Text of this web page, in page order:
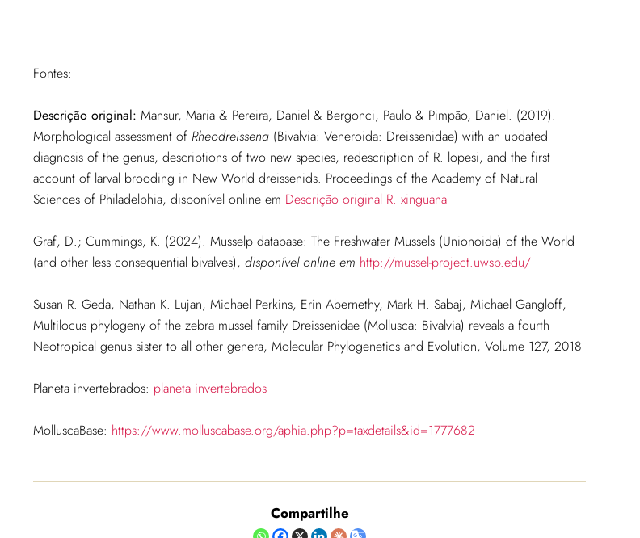
Fontes:
Descrição original: Mansur, Maria & Pereira, Daniel & Bergonci, Paulo & Pimpão, Daniel. (2019).
Morphological assessment of Rheodreissena(Bivalvia: Veneroida: Dreissenidae) with an updated
diagnosis of the genus, descriptions of two new species, redescription of R. lopesi, and the first
account of larval brooding in New World dreissenids. Proceedings of the Academy of Natural
Sciences of Philadelphia, disponível online em Descrição original R. xinguana
Graf, D.; Cummings, K. (2024). Musselp database: The Freshwater Mussels (Unionoida) of the World
(and other less consequential bivalves), disponível online em http://mussel-project.uwsp.edu/
Susan R. Geda, Nathan K. Lujan, Michael Perkins, Erin Abernethy, Mark H. Sabaj, Michael Gangloff,
Multilocus phylogeny of the zebra mussel family Dreissenidae (Mollusca: Bivalvia) reveals a fourth
Neotropical genus sister to all other genera, Molecular Phylogenetics and Evolution, Volume 127, 2018
Planeta invertebrados: planeta invertebrados
MolluscaBase: https://www.molluscabase.org/aphia.php?p=taxdetails&id=1777682
Compartilhe